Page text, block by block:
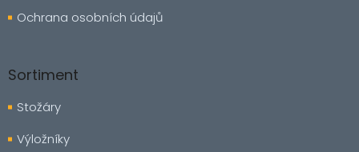
Ochrana osobních údajů
Sortiment
Stožáry
Výložníky